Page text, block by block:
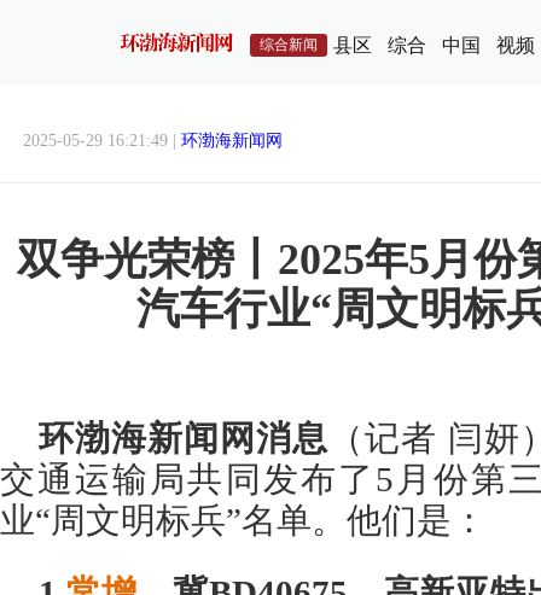
综合新闻 县区 综合 中国 视频
2025-05-29 16:21:49 | 环渤海新闻网
双争光荣榜丨2025年5月份
汽车行业“周文明标
环渤海新闻网消息 （记者 闫
交通运输局共同发布了5月份第
业“周文明标兵”名单。他们是：